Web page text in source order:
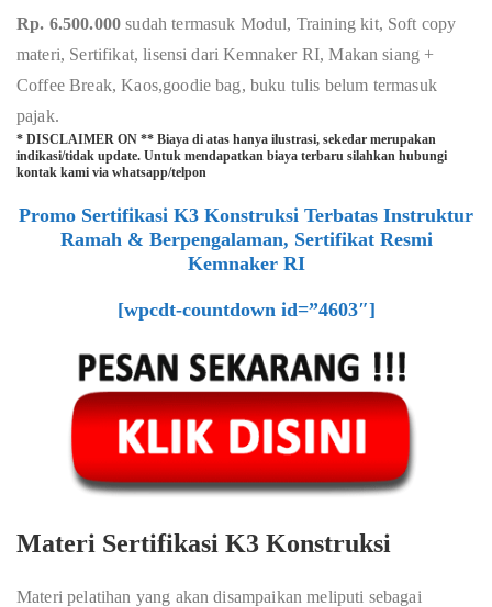
Rp. 6.500.000sudah termasuk Modul, Training kit, Soft copy
materi, Sertifikat, lisensi dari Kemnaker RI, Makan siang +
Coffee Break, Kaos,goodie bag, buku tulis belum termasuk
pajak.
* DISCLAIMER ON ** Biaya di atas hanya ilustrasi, sekedar merupakan
indikasi/tidak update. Untuk mendapatkan biaya terbaru silahkan hubungi
kontak kami via whatsapp/telpon
Promo Sertifikasi K3 Konstruksi Terbatas Instruktur
Ramah & Berpengalaman, Sertifikat Resmi
Kemnaker RI
[wpcdt-countdown id=”4603″]
Materi Sertifikasi K3 Konstruksi
Materi pelatihan yang akan disampaikan meliputi sebagai